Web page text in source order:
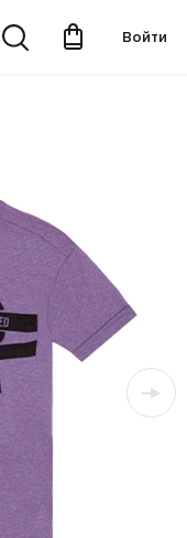
Войти